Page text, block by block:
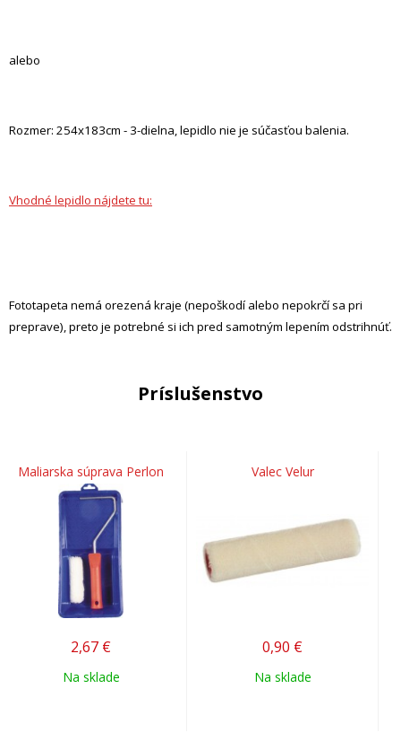
alebo
Rozmer: 254x183cm - 3-dielna, lepidlo nie je súčasťou balenia.
Vhodné lepidlo nájdete tu:
Fototapeta nemá orezená kraje (nepoškodí alebo nepokrčí sa pri
preprave), preto je potrebné si ich pred samotným lepením odstrihnúť.
Príslušenstvo
Maliarska súprava Perlon
2,67 €
Na sklade
Valec Velur
0,90 €
Na sklade